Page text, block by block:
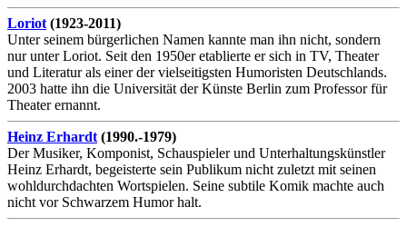
Loriot (1923-2011)
Unter seinem bürgerlichen Namen kannte man ihn nicht, sondern
nur unter Loriot. Seit den 1950er etablierte er sich in TV, Theater
und Literatur als einer der vielseitigsten Humoristen Deutschlands.
2003 hatte ihn die Universität der Künste Berlin zum Professor für
Theater ernannt.
Heinz Erhardt (1990.-1979)
Der Musiker, Komponist, Schauspieler und Unterhaltungskünstler
Heinz Erhardt, begeisterte sein Publikum nicht zuletzt mit seinen
wohldurchdachten Wortspielen. Seine subtile Komik machte auch
nicht vor Schwarzem Humor halt.